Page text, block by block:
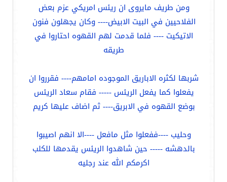
ومن طريف مايروى ان ريئس امريكي عزم بعض
الفلاحيين في البيت الابيض---- وكان يجهلون فنون
الاتيكيت ---- فلما قدمت لهم القهوه احتاروا في
طريقه
شربها لكثره الاباريق الموجوده امامهم---- فقرروا ان
يفعلوا كما يفعل الريئس ----- فقام سعاد الريئس
بوضع القهوه في الابريق---- ثم اضاف عليها كريم
وحليب ----ففعلوا مثل مافعل ----الا انهم اصيبوا
بالدهشه ----- حين شاهدوا الريئس يقدمها للكلب
اكرمكم الله عند رجليه